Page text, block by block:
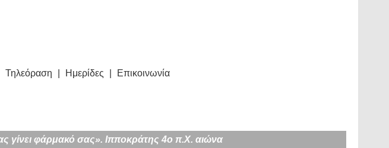
Τηλεόραση Ημερίδες Επικοινωνία
γίνει φάρμακό σας». Ιπποκράτης 4ο π.Χ. αιώνα